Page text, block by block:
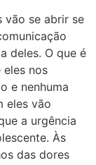
vão se abrir se
deles. O que é
eles nos
e nenhuma
eles vão
a urgência
Às
das dores